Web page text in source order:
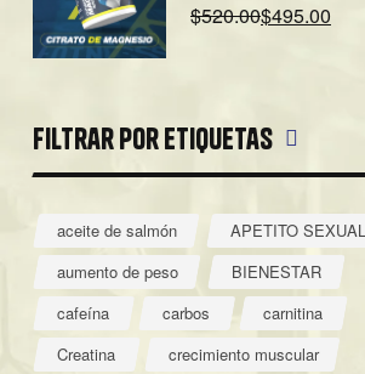
$520.00$495.00
Filtrar por etiquetas
aceite de salmón
APETITO SEXUAL
aumento de peso
BIENESTAR
cafeína
carbos
carnitina
Creatina
crecimiento muscular